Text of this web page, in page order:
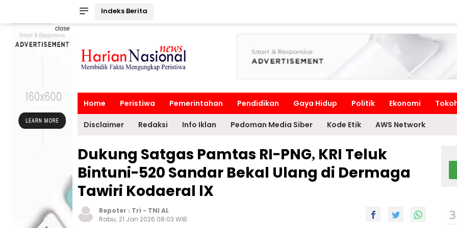
Indeks Berita
close
Home Peristiwa Pemerintahan Pendidikan Gaya Hidup Politik Ekonomi
Disclaimer Redaksi Info Iklan Pedoman Media Siber Kode Etik AWS Network
Dukung Satgas Pamtas RI-PNG, KRI Teluk
Bintuni-520 Sandar Bekal Ulang di Dermaga
Tawiri Kodaeral lX
Repoter : Tri - TNI AL
Rabu, 21 Jan 2026 08:03 WIB